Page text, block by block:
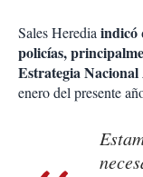
Sales Herediaindicó
policías,
Estrategia Nacional
enero del presente